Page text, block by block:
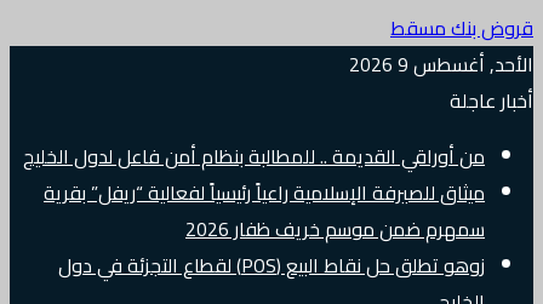
قروض بنك مسقط
الأحد, أغسطس 9 2026
أخبار عاجلة
من أوراقي القديمة .. للمطالبة بنظام أمن فاعل لدول الخليج
ميثاق للصيرفة الإسلامية راعياً رئيسياً لفعالية “ريفل” بقرية
سمهرم ضمن موسم خريف ظفار 2026
زوهو تطلق حل نقاط البيع (POS) لقطاع التجزئة في دول